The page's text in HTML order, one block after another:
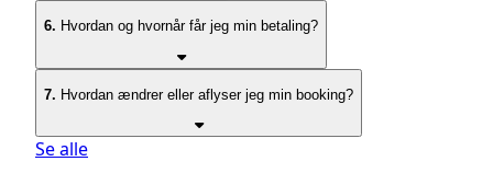
6. Hvordan og hvornår får jeg min betaling?
7. Hvordan ændrer eller aflyser jeg min booking?
Se alle